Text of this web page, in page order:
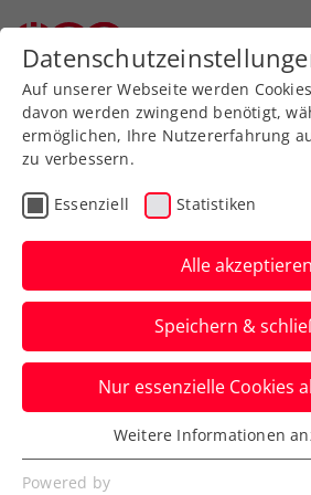
Zurück zur Newsübersicht
Rollstuhltennis
Senioren
ITF Santa
Pula:
Grabher-
Auf unserer Webseite werden
davon werden zwingend benötigt,
ermöglichen, Ihre Nutzererfahrung
zu verbessern.
Essenziell Statistiken
Alle akzeptieren
Speichern &
Nur essenzielle Cookies
Essenziell
Essenzielle Cookies werden für
Weitere Informationen
Powered by